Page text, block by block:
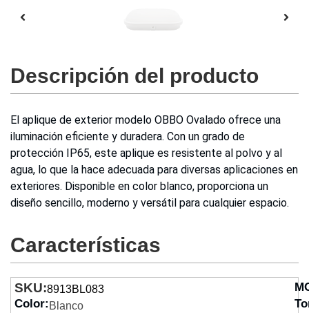
Descripción del producto
El aplique de exterior modelo OBBO Ovalado ofrece una
iluminación eficiente y duradera. Con un grado de
protección IP65, este aplique es resistente al polvo y al
agua, lo que la hace adecuada para diversas aplicaciones en
exteriores. Disponible en color blanco, proporciona un
diseño sencillo, moderno y versátil para cualquier espacio.
Características
SKU:8913BL083
Color: Blanco